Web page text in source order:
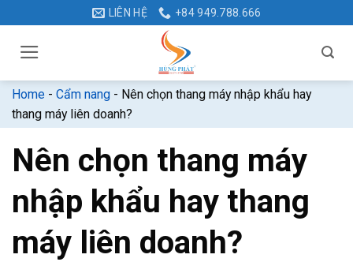
dung
LIÊN HỆ +84 949.788.666
Home - Cẩm nang - Nên chọn thang máy nhập khẩu hay
thang máy liên doanh?
Nên chọn thang máy
nhập khẩu hay thang
máy liên doanh?